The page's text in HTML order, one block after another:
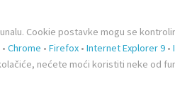
partnerima radi
d.o.o. se obvezuje čuvati
Cookie postavke mogu se
•Chrome •Firefox •Internet Explorer 9 •
nećete moći koristiti neke od